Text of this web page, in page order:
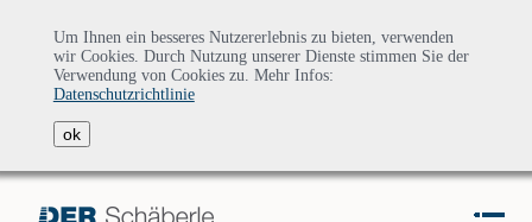
Um Ihnen ein besseres Nutzererlebnis zu bieten, verwenden
wir Cookies. Durch Nutzung unserer Dienste stimmen Sie der
Verwendung von Cookies zu. Mehr Infos:
Datenschutzrichtlinie